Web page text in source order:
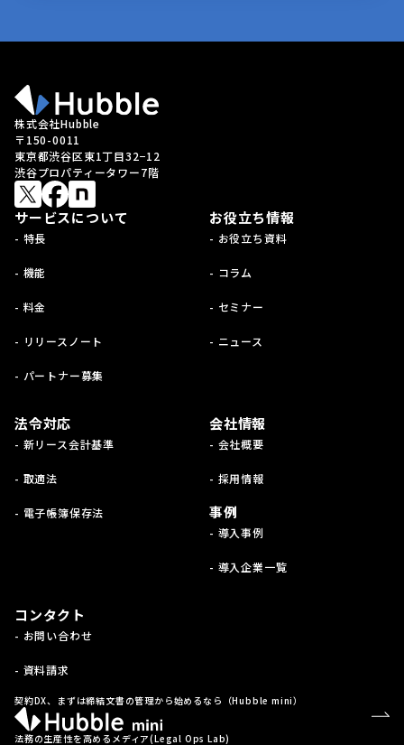
株式会社Hubble
〒150-0011
東京都渋谷区東1丁目32−12
渋谷プロパティータワー7階
サービスについて
- 特長
- 機能
- 料金
- リリースノート
- パートナー募集
お役立ち情報
- お役立ち資料
- コラム
- セミナー
- ニュース
法令対応
- 新リース会計基準
- 取適法
- 電子帳簿保存法
会社情報
- 会社概要
- 採用情報
事例
- 導入事例
- 導入企業一覧
コンタクト
- お問い合わせ
- 資料請求
契約DX、まずは締結文書の管理から始めるなら（Hubble mini）
法務の生産性を高めるメディア(Legal Ops Lab)